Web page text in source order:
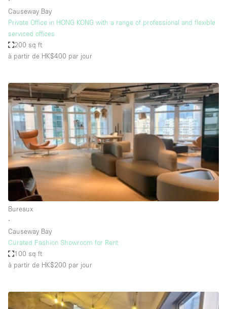
Étal de Marché
Caractéristiques de l'espace
Air conditionné
Animals Friendly
Ascenseur
Bar
Cabines d'essayage
Chauffage
Comptoir
Cuisine
De plain-pied
Entrée Large
Espace Brut
Causeway Bay
Private Office in HONG KONG with a range of professional and flexible
serviced offices
200 sq ft
à partir de HK$400 par jour
Bureaux
∙
Causeway Bay
Curated Fashion Showroom for Rent
100 sq ft
à partir de HK$200 par jour